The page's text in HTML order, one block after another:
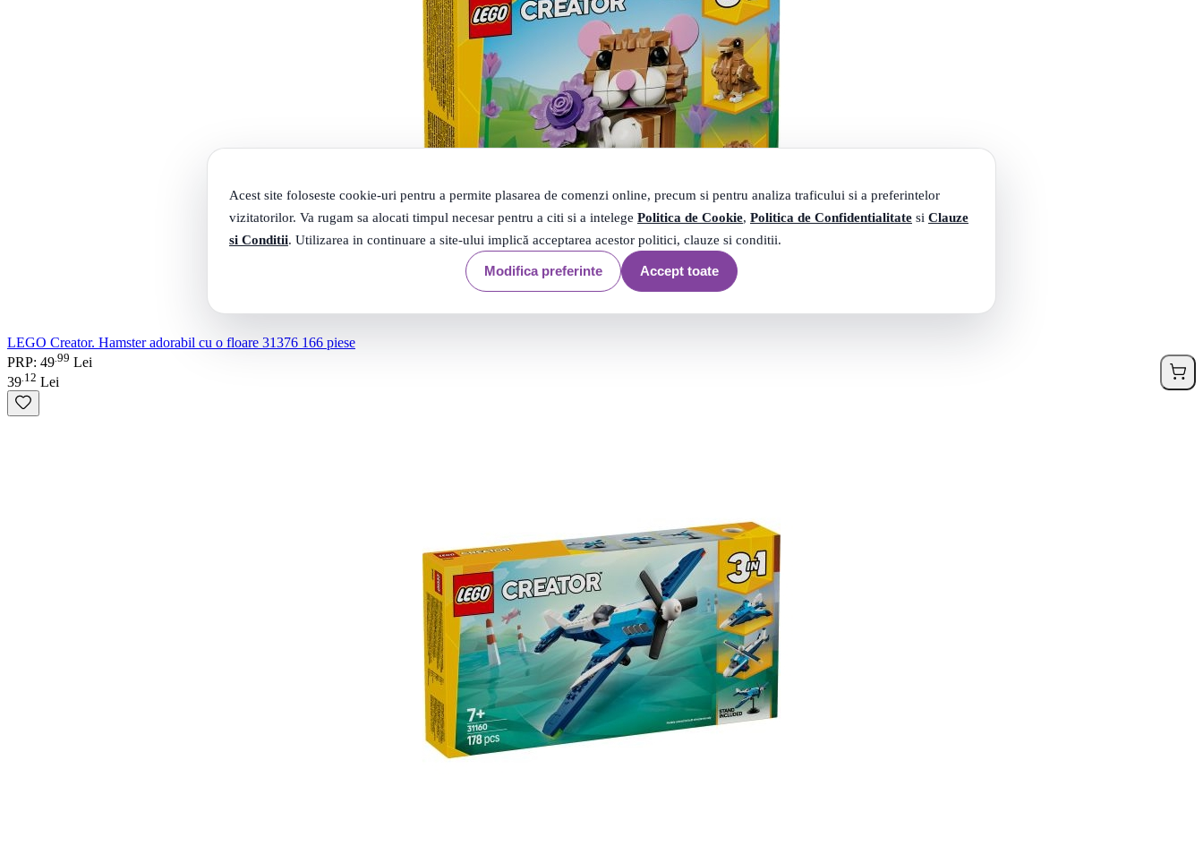
Acest site foloseste cookie-uri pentru a permite plasarea de comenzi online, precum si pentru analiza traficului si a preferintelor
vizitatorilor. Va rugam sa alocati timpul necesar pentru a citi si a intelege Politica de Cookie, Politica de Confidentialitate si Clauze
si Conditii. Utilizarea in continuare a site-ului implică acceptarea acestor politici, clauze si conditii.
Modifica preferinte Accept toate
LEGO Creator. Hamster adorabil cu o floare 31376 166 piese
PRP: 49 99 Lei
39 12 Lei